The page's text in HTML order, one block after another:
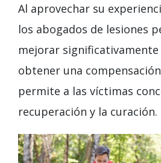
Al aprovechar su
los abogados de lesiones
mejorar
obtener una
permite a las víctimas
recuperación y la curación.